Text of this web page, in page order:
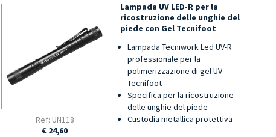
Ref: UN118
€ 24,60
Lampada UV LED-R per la
ricostruzione delle unghie del
piede con Gel Tecnifoot
Lampada Tecniwork Led UV-R
professionale per la
polimerizzazione di gel UV
Tecnifoot
Specifica per la ricostruzione
delle unghie del piede
Custodia metallica protettiva